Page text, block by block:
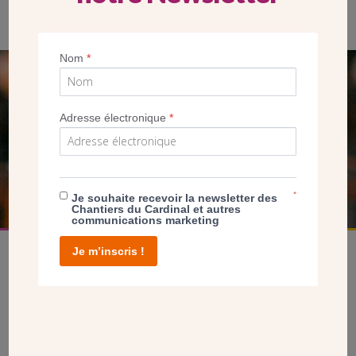
SEUL VOTRE DON
NOUS PERMET D’AGIR
FAIRE UN DON
Nom*
Adresse électronique*
Je souhaite recevoir la newsletter des
Chantiers du Cardinal et autres
communications marketing
*
Je m’inscris !